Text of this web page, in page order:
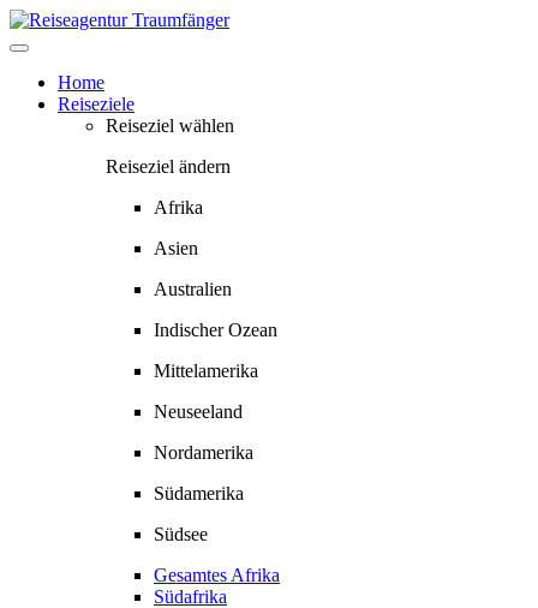
Springe
zum
Home
Reiseziele
Reiseziel wählen
Reiseziel ändern
Afrika
Asien
Australien
Indischer Ozean
Mittelamerika
Neuseeland
Nordamerika
Südamerika
Südsee
Gesamtes Afrika
Südafrika